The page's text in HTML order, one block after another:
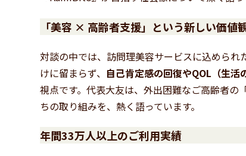
「美容 × 高齢者支援」という新しい価値
対談の中では、訪問理美容サービスに込めら
けに留まらず、 自己肯定感の回復やQOL（生
視点です。代表大友は、外出困難なご高齢者
ちの取り組みを、熱く語っています。
年間33万人以上のご利用実績